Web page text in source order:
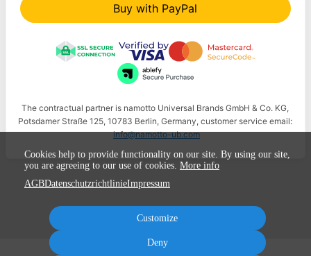
Buy with PayPal
The contractual partner is namotto Universal Brands GmbH & Co. KG,
Potsdamer Straße 125, 10783 Berlin, Germany, customer service email:
info@namotto-ub.com
Cookies help to provide functionality on our site. By using our site,
you are agreeing to our use of cookies. More info
AGBDatenschutzrichtlinieImpressum
Customize
Deny